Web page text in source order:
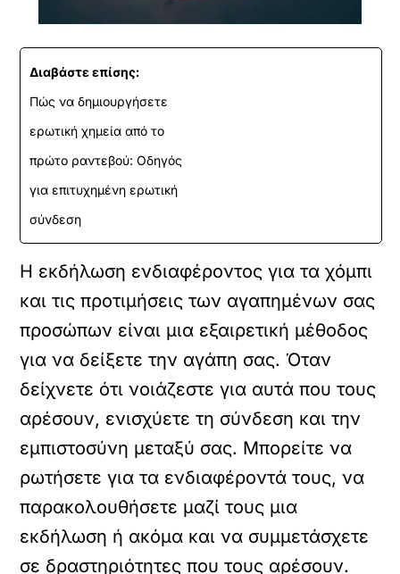
Διαβάστε επίσης:
Πώς να δημιουργήσετε
ερωτική χημεία από το
πρώτο ραντεβού: Οδηγός
για επιτυχημένη ερωτική
σύνδεση
Η εκδήλωση ενδιαφέροντος για τα χόμπι
και τις προτιμήσεις των αγαπημένων σας
προσώπων είναι μια εξαιρετική μέθοδος
για να δείξετε την αγάπη σας. Όταν
δείχνετε ότι νοιάζεστε για αυτά που τους
αρέσουν, ενισχύετε τη σύνδεση και την
εμπιστοσύνη μεταξύ σας. Μπορείτε να
ρωτήσετε για τα ενδιαφέροντά τους, να
παρακολουθήσετε μαζί τους μια
εκδήλωση ή ακόμα και να συμμετάσχετε
σε δραστηριότητες που τους αρέσουν.